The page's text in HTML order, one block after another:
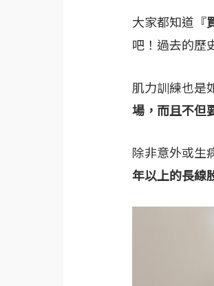
大家都知道『
吧！過去的歷
肌力訓練也是
場，而且不但
除非意外或生
年以上的長線